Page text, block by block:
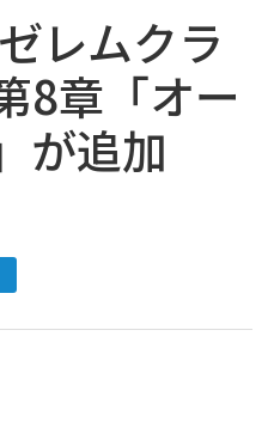
レムクラ
8章「オー
が追加